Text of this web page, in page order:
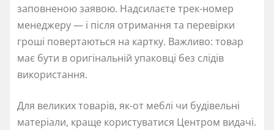
заповненою заявою. Надсилаєте трек-номер
менеджеру — і після отримання та перевірки
гроші повертаються на картку. Важливо: товар
має бути в оригінальній упаковці без слідів
використання.
Для великих товарів, як-от меблі чи будівельні
матеріали, краще користуватися Центром видачі.